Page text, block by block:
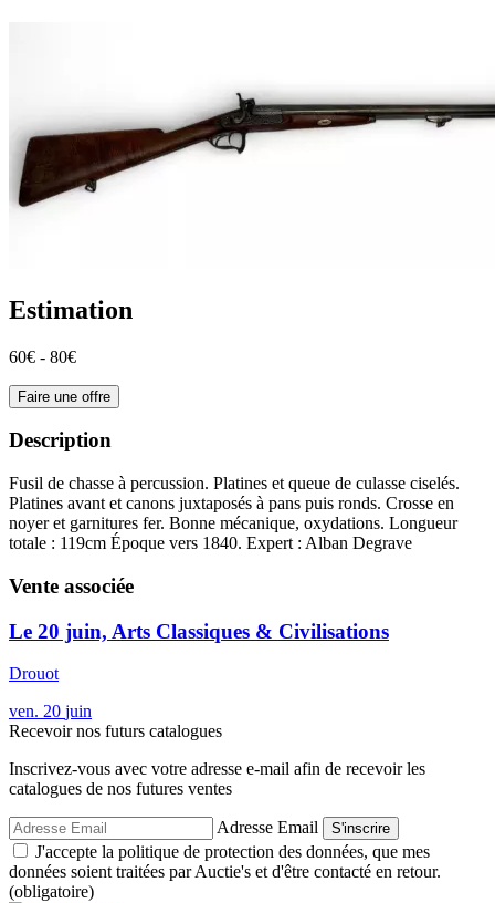
Estimation
60€ - 80€
Faire une offre
Description
Fusil de chasse à percussion. Platines et queue de culasse ciselés.
Platines avant et canons juxtaposés à pans puis ronds. Crosse en
noyer et garnitures fer. Bonne mécanique, oxydations. Longueur
totale : 119cm Époque vers 1840. Expert : Alban Degrave
Vente associée
Le 20 juin, Arts Classiques & Civilisations
Drouot
ven. 20 juin
Recevoir nos futurs catalogues
Inscrivez-vous avec votre adresse e-mail afin de recevoir les
catalogues de nos futures ventes
Adresse Email S'inscrire
J'accepte la politique de protection des données, que mes
données soient traitées par Auctie's et d'être contacté en retour.
(obligatoire)